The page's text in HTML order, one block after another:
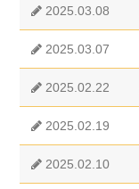
2025.03.08
2025.03.07
2025.02.22
2025.02.19
2025.02.10